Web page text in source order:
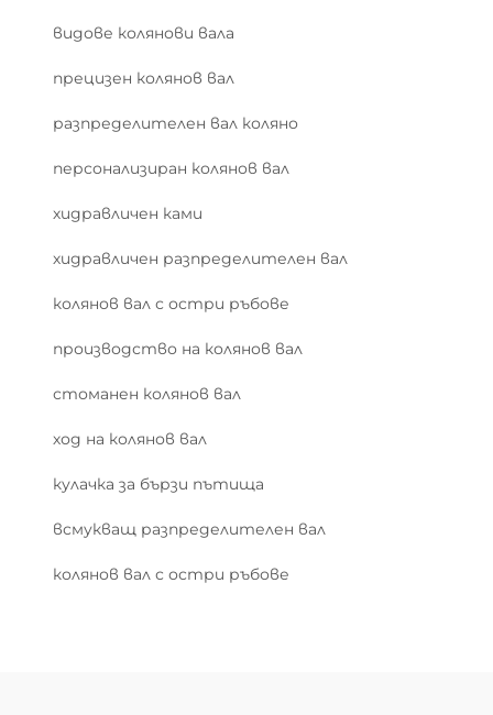
видове колянови вала
прецизен колянов вал
разпределителен вал коляно
персонализиран колянов вал
хидравличен ками
хидравличен разпределителен вал
колянов вал с остри ръбове
производство на колянов вал
стоманен колянов вал
ход на колянов вал
кулачка за бързи пътища
всмукващ разпределителен вал
колянов вал с остри ръбове